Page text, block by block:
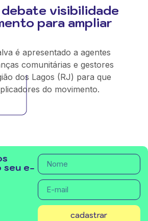
visibilidade
para ampliar
é apresentado a agentes
comunitárias e gestores
dos Lagos (RJ) para que
do movimento.
seu e-
cadastrar